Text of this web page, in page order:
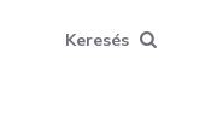
Keresés